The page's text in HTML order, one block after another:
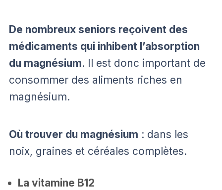
De nombreux seniors reçoivent des
médicaments qui inhibent l’absorption
du magnésium. Il est donc important de
consommer des aliments riches en
magnésium.
Où trouver du magnésium : dans les
noix, graines et céréales complètes.
La vitamine B12